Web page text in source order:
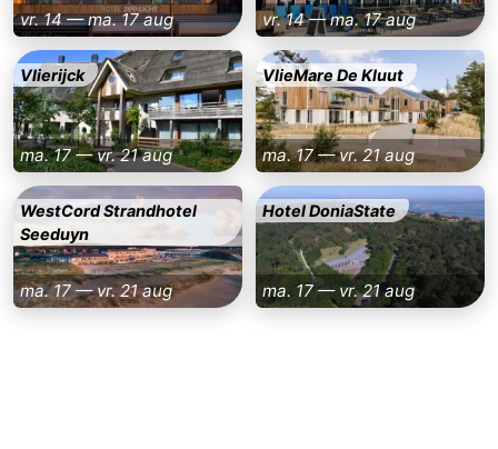
vr. 14 — ma. 17 aug vr. 14 — ma. 17 aug
Vlierijck
ma. 17 — vr. 21 aug
VlieMare De Kluut
ma. 17 — vr. 21 aug
WestCord Strandhotel
Seeduyn
ma. 17 — vr. 21 aug
Hotel DoniaState
ma. 17 — vr. 21 aug